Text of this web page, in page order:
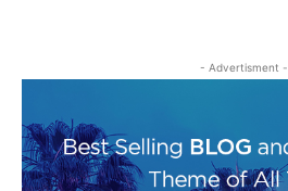
- Advertisment -